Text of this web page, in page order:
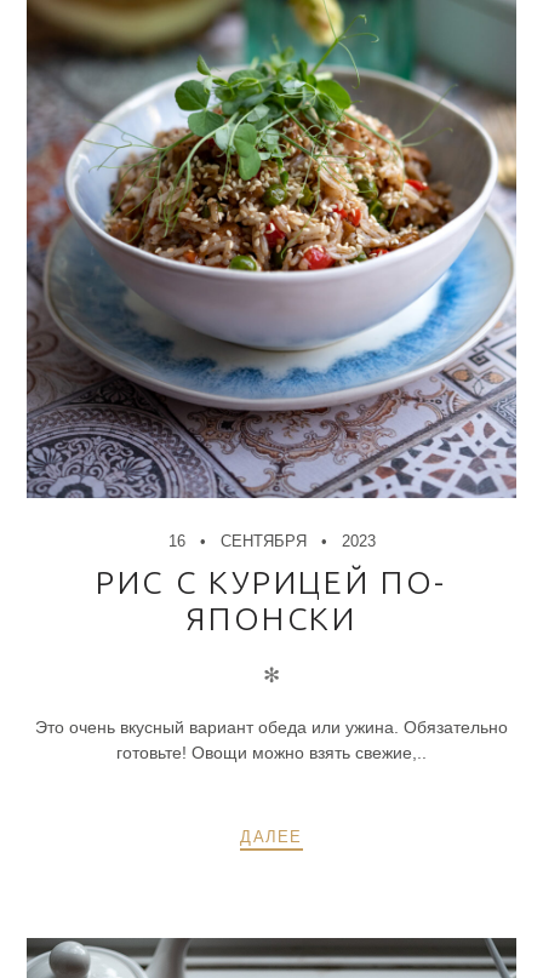
16 СЕНТЯБРЯ 2023
РИС С КУРИЦЕЙ ПО-
ЯПОНСКИ
✻
Это очень вкусный вариант обеда или ужина. Обязательно
готовьте! Овощи можно взять свежие,..
ДАЛЕЕ